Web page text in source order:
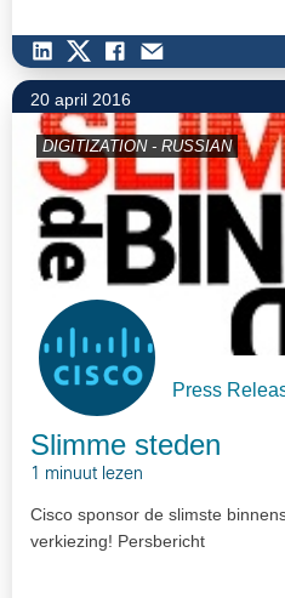
private sectoren geboden. De
20 april 2016
DIGITIZATION - RUSSIAN
Press
Slimme steden
1 minuut lezen
Cisco sponsor de slimste
verkiezing! Persbericht